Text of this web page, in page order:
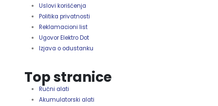
Uslovi korišćenja
Politika privatnosti
Reklamacioni list
Ugovor Elektro Dot
Izjava o odustanku
Top stranice
Ručni alati
Akumulatorski alati